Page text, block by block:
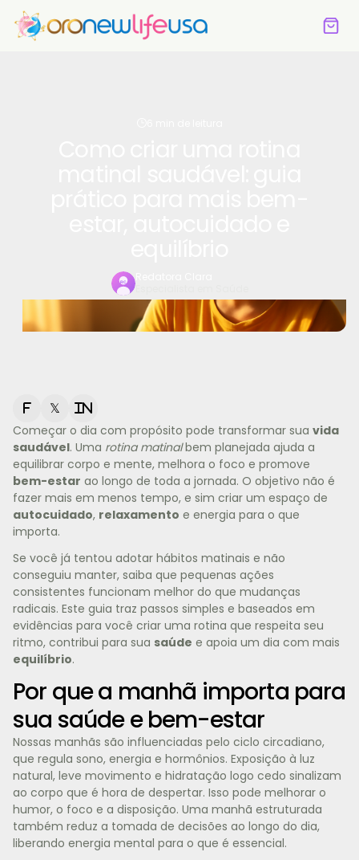
Especialista em Saúde
f 𝕏 in
Começar o dia com propósito pode transformar sua vida
saudável. Uma rotina matinalbem planejada ajuda a
equilibrar corpo e mente, melhora o foco e promove
bem-estar ao longo de toda a jornada. O objetivo não é
fazer mais em menos tempo, e sim criar um espaço de
autocuidado, relaxamento e energia para o que
importa.
Se você já tentou adotar hábitos matinais e não
conseguiu manter, saiba que pequenas ações
consistentes funcionam melhor do que mudanças
radicais. Este guia traz passos simples e baseados em
evidências para você criar uma rotina que respeita seu
ritmo, contribui para sua saúde e apoia um dia com mais
equilíbrio.
Por que a manhã importa para
sua saúde e bem-estar
Nossas manhãs são influenciadas pelo ciclo circadiano,
que regula sono, energia e hormônios. Exposição à luz
natural, leve movimento e hidratação logo cedo sinalizam
ao corpo que é hora de despertar. Isso pode melhorar o
humor, o foco e a disposição. Uma manhã estruturada
também reduz a tomada de decisões ao longo do dia,
liberando energia mental para o que é essencial.